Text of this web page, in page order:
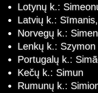
Lotynų k.:
Latvių k.:
Norvegų k.: Simen
Lenkų k.: Szymon
Portugalų k.:
Kečų k.: Simun
Rumunų k.: